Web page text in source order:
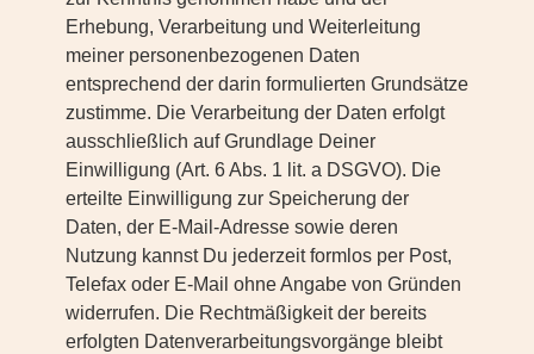
Erhebung, Verarbeitung und Weiterleitung
meiner personenbezogenen Daten
entsprechend der darin formulierten Grundsätze
zustimme. Die Verarbeitung der Daten erfolgt
ausschließlich auf Grundlage Deiner
Einwilligung (Art. 6 Abs. 1 lit. a DSGVO). Die
erteilte Einwilligung zur Speicherung der
Daten, der E-Mail-Adresse sowie deren
Nutzung kannst Du jederzeit formlos per Post,
Telefax oder E-Mail ohne Angabe von Gründen
widerrufen. Die Rechtmäßigkeit der bereits
erfolgten Datenverarbeitungsvorgänge bleibt